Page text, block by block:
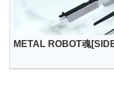
METAL ROBOT魂